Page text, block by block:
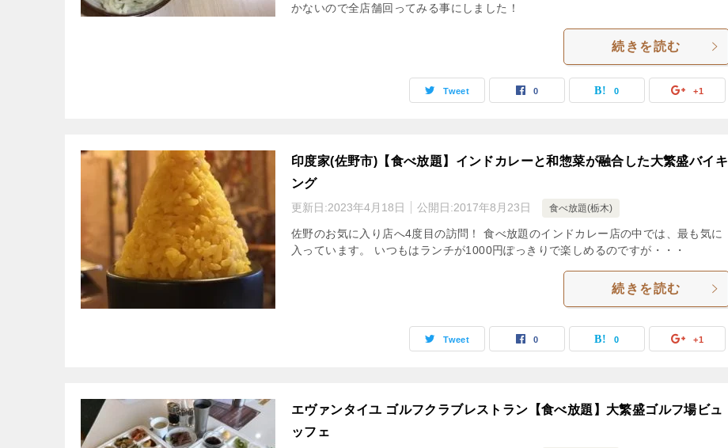
かないので全店舗回ってみる事にしました！
続きを読む
Tweet 0 0 +1
印度家(佐野市)【食べ放題】インドカレーと和惣菜が融合した大繁盛バイキ
ング
更新日:2023年4月18日 公開日:2017年8月23日 食べ放題(栃木)
佐野のお気に入り店へ4度目の訪問！ 食べ放題のインドカレー店の中では、最も気に
入っています。 いつもはランチが1000円ぽっきりで楽しめるのですが・・・
続きを読む
Tweet 0 0 +1
エヴァンタイユ ゴルフクラブレストラン【食べ放題】大繁盛ゴルフ場ビュ
ッフェ